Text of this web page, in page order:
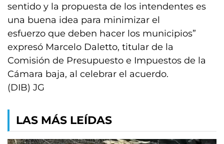
sentido y la propuesta de los intendentes es
una buena idea para minimizar el
esfuerzo que deben hacer los municipios”
expresó Marcelo Daletto, titular de la
Comisión de Presupuesto e Impuestos de la
Cámara baja, al celebrar el acuerdo.
(DIB) JG
LAS MÁS LEÍDAS